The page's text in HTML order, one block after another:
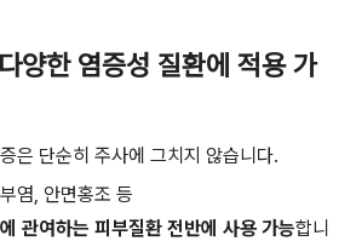
양한 염증성 질환에 적용 가
은 단순히 주사에 그치지 않습니다.
염, 안면홍조 등
관여하는 피부질환 전반에 사용 가능합니